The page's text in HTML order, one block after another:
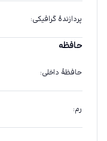
پردازندهٔ گرافیکی:
حافظه
حافظهٔ داخلی:
رم: